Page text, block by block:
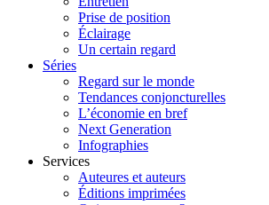
Prise de position
Éclairage
Un certain regard
Séries
Regard sur le monde
Tendances conjoncturelles
L’économie en bref
Next Generation
Infographies
Services
Auteures et auteurs
Éditions imprimées